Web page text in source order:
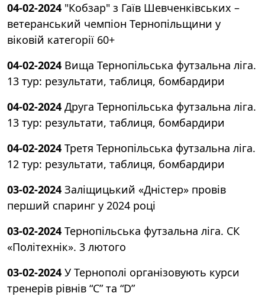
04-02-2024 "Кобзар" з Гаїв Шевченківських –
ветеранський чемпіон Тернопільщини у
віковій категорії 60+
04-02-2024 Вища Тернопільська футзальна ліга.
13 тур: результати, таблиця, бомбардири
04-02-2024 Друга Тернопільська футзальна ліга.
13 тур: результати, таблиця, бомбардири
04-02-2024 Третя Тернопільська футзальна ліга.
12 тур: результати, таблиця, бомбардири
03-02-2024 Заліщицький «Дністер» провів
перший спаринг у 2024 році
03-02-2024 Тернопільська футзальна ліга. СК
«Політехнік». 3 лютого
03-02-2024 У Тернополі організовують курси
тренерів рівнів “C” та “D”